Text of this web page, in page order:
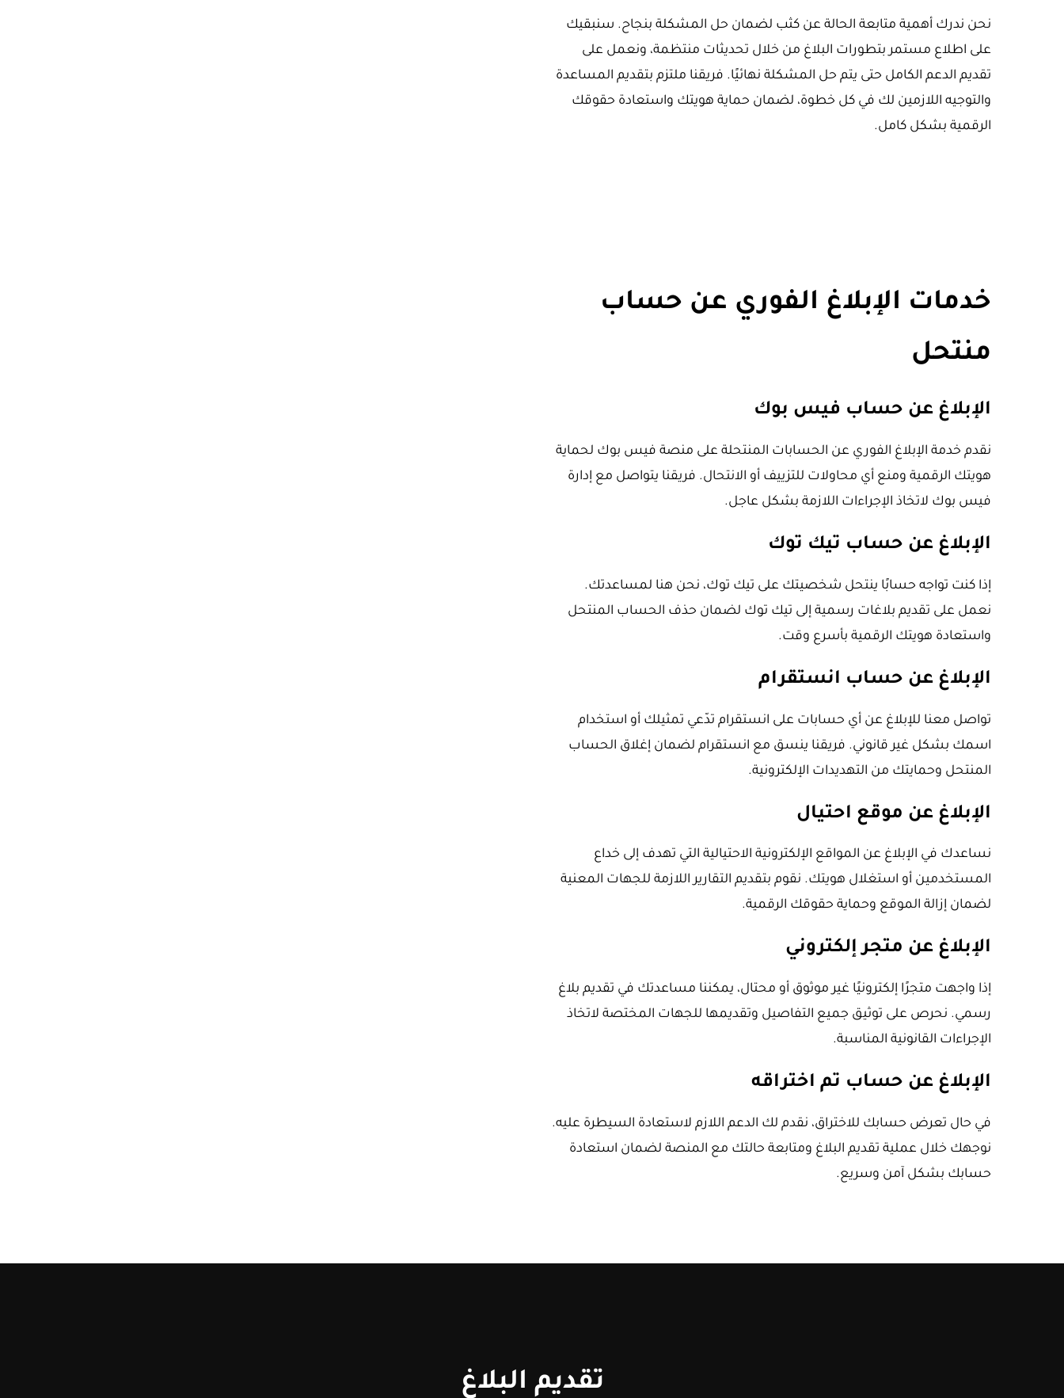
نحن ندرك أهمية متابعة الحالة عن كثب لضمان حل المشكلة بنجاح. سنبقيك
على اطلاع مستمر بتطورات البلاغ من خلال تحديثات منتظمة، ونعمل على
تقديم الدعم الكامل حتى يتم حل المشكلة نهائيًا. فريقنا ملتزم بتقديم المساعدة
والتوجيه اللازمين لك في كل خطوة، لضمان حماية هويتك واستعادة حقوقك
الرقمية بشكل كامل.
خدمات الإبلاغ الفوري عن حساب
منتحل
الإبلاغ عن حساب فيس بوك
نقدم خدمة الإبلاغ الفوري عن الحسابات المنتحلة على منصة فيس بوك لحماية
هويتك الرقمية ومنع أي محاولات للتزييف أو الانتحال. فريقنا يتواصل مع إدارة
فيس بوك لاتخاذ الإجراءات اللازمة بشكل عاجل.
الإبلاغ عن حساب تيك توك
إذا كنت تواجه حسابًا ينتحل شخصيتك على تيك توك، نحن هنا لمساعدتك.
نعمل على تقديم بلاغات رسمية إلى تيك توك لضمان حذف الحساب المنتحل
واستعادة هويتك الرقمية بأسرع وقت.
الإبلاغ عن حساب انستقرام
تواصل معنا للإبلاغ عن أي حسابات على انستقرام تدّعي تمثيلك أو استخدام
اسمك بشكل غير قانوني. فريقنا ينسق مع انستقرام لضمان إغلاق الحساب
المنتحل وحمايتك من التهديدات الإلكترونية.
الإبلاغ عن موقع احتيال
نساعدك في الإبلاغ عن المواقع الإلكترونية الاحتيالية التي تهدف إلى خداع
المستخدمين أو استغلال هويتك. نقوم بتقديم التقارير اللازمة للجهات المعنية
لضمان إزالة الموقع وحماية حقوقك الرقمية.
الإبلاغ عن متجر إلكتروني
إذا واجهت متجرًا إلكترونيًا غير موثوق أو محتال، يمكننا مساعدتك في تقديم بلاغ
رسمي. نحرص على توثيق جميع التفاصيل وتقديمها للجهات المختصة لاتخاذ
الإجراءات القانونية المناسبة.
الإبلاغ عن حساب تم اختراقه
في حال تعرض حسابك للاختراق، نقدم لك الدعم اللازم لاستعادة السيطرة عليه.
نوجهك خلال عملية تقديم البلاغ ومتابعة حالتك مع المنصة لضمان استعادة
حسابك بشكل آمن وسريع.
تقديم البلاغ